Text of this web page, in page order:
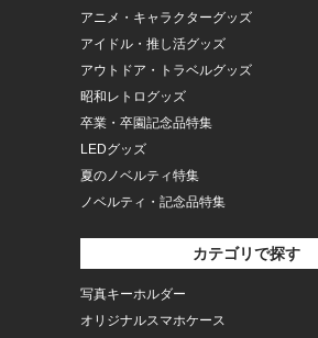
アニメ・キャラクターグッズ
アイドル・推し活グッズ
アウトドア・トラベルグッズ
昭和レトログッズ
卒業・卒園記念品特集
LEDグッズ
夏のノベルティ特集
ノベルティ・記念品特集
カテゴリで探す
写真キーホルダー
オリジナルスマホケース